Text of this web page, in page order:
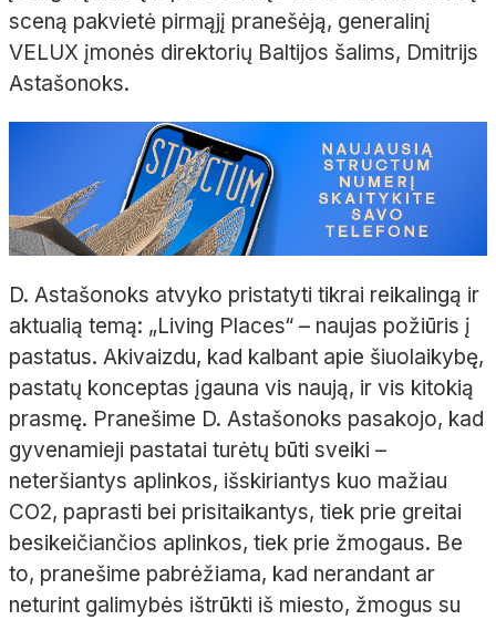
sceną pakvietė pirmąjį pranešėją, generalinį
VELUX įmonės direktorių Baltijos šalims, Dmitrijs
Astašonoks.
D. Astašonoks atvyko pristatyti tikrai reikalingą ir
aktualią temą: „Living Places“ – naujas požiūris į
pastatus. Akivaizdu, kad kalbant apie šiuolaikybę,
pastatų konceptas įgauna vis naują, ir vis kitokią
prasmę. Pranešime D. Astašonoks pasakojo, kad
gyvenamieji pastatai turėtų būti sveiki –
neteršiantys aplinkos, išskiriantys kuo mažiau
CO2, paprasti bei prisitaikantys, tiek prie greitai
besikeičiančios aplinkos, tiek prie žmogaus. Be
to, pranešime pabrėžiama, kad nerandant ar
neturint galimybės ištrūkti iš miesto, žmogus su